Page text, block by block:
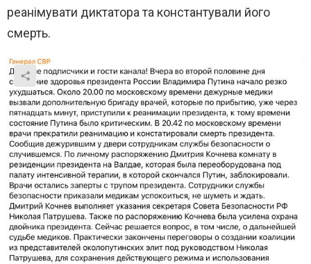
реанімувати диктатора та константували його
смерть.